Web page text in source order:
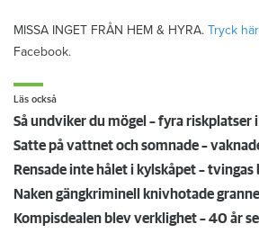
MISSA INGET FRÅN HEM & HYRA. Tryck här
Facebook.
Läs också